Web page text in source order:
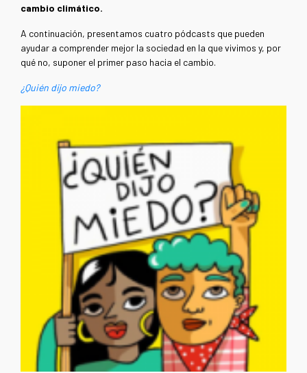
cambio climático.
A continuación, presentamos cuatro pódcasts que pueden
ayudar a comprender mejor la sociedad en la que vivimos y, por
qué no, suponer el primer paso hacia el cambio.
¿Quién dijo miedo?